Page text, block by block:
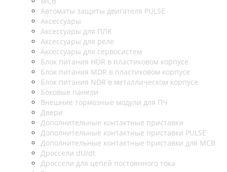
Автоматы защиты двигателя PULSE
Аксессуары
Аксессуары для ПЛК
Аксессуары для реле
Аксессуары для сервосистем
Блок питания HDR в пластиковом корпусе
Блок питания MDR в пластиковом корпусе
Блок питания NDR в металлическом корпусе
Боковые панели
Внешние тормозные модули для ПЧ
Двери
Дополнительные контактные приставки
Дополнительные контактные приставки PULSE
Дополнительные контактные приставки для MCB
Дроссели dU/dt
Дроссели для цепей постоянного тока